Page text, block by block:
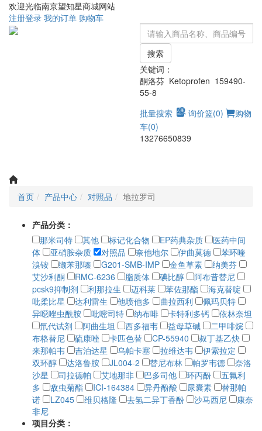
欢迎光临南京望知星商城网站
注册登录 我的订单 购物车
搜索
关键词：
酮洛芬 Ketoprofen 159490-
55-8
批量搜索
询价篮(0)
购物
车(0)
13276650839
首页 产品中心 对照品 地拉罗司
产品分类：
那米司特
其他 标记化合物 EP药典杂质
医药中间
体
亚硝胺杂质 对照品 奈他地尔 伊曲莫德
苯环喹
溴铵
缬苯那嗪 G201-SMB-IMP 金鱼草素
纳美芬
艾沙利酮
RMC-6236 脂质体 碘比醇
阿布昔替尼
pcsk9抑制剂
利那拉生 迈科莱 苯佐那酯
海克替啶
吡柔比星
达利雷生 他喷他多 曲拉西利
佩玛贝特
异噁唑虫酰胺
吡嘧司特 纳布啡 卡特利多钙
依林奈坦
氘代试剂
阿曲生坦 西多福韦 益母草碱
二甲啡烷
布格替尼
硫康唑 卡匹色替 CP-55940
叔丁基乙炔
来那帕韦
吉泊达星 乌帕卡塞 拉维达韦
伊索拉定
双环醇
达洛鲁胺 JL004-2 替尼布林 帕罗韦德
奈洛
沙星
司拉德帕 艾地那非 巴多司他 环丙酚
五氟利
多
敌虫菊酯 ICI-164384 异丹酚酸 尿囊素
替那帕
诺
LZ045 维贝格隆 去氢二异丁香酚 沙马西尼
康奈
非尼
项目分类：